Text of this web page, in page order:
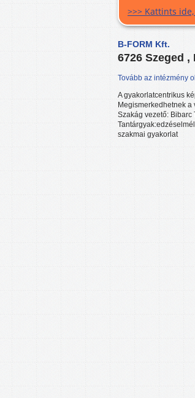
>>> Kattints
B-FORM Kft.
6726 Szeged
Tovább az intézmény
A gyakorlatcentrikus
Megismerkedhetnek
Szakág vezető: Bibarc
szakmai gyakorlat